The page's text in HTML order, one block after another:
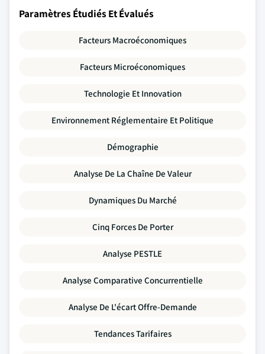
Paramètres Étudiés Et Évalués
Facteurs Macroéconomiques
Facteurs Microéconomiques
Technologie Et Innovation
Environnement Réglementaire Et Politique
Démographie
Analyse De La Chaîne De Valeur
Dynamiques Du Marché
Cinq Forces De Porter
Analyse PESTLE
Analyse Comparative Concurrentielle
Analyse De L'écart Offre-Demande
Tendances Tarifaires